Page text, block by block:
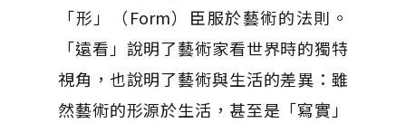
「形」（Form）臣服於藝術的法則。
「遠看」說明了藝術家看世界時的獨特
視角，也說明了藝術與生活的差異：雖
然藝術的形源於生活，甚至是「寫實」